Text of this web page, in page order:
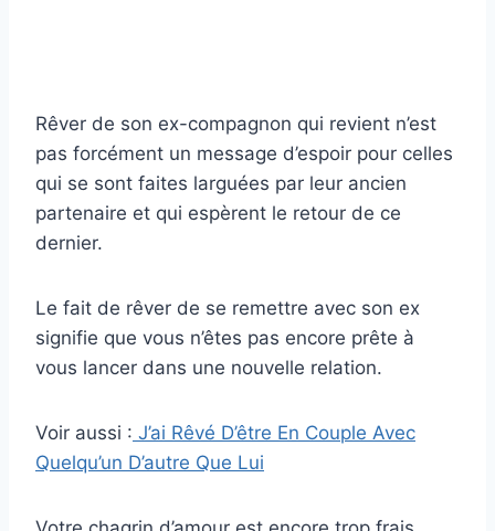
Rêver de son ex-compagnon qui revient n’est
pas forcément un message d’espoir pour celles
qui se sont faites larguées par leur ancien
partenaire et qui espèrent le retour de ce
dernier.
Le fait de rêver de se remettre avec son ex
signifie que vous n’êtes pas encore prête à
vous lancer dans une nouvelle relation.
Voir aussi : J’ai Rêvé D’être En Couple Avec
Quelqu’un D’autre Que Lui